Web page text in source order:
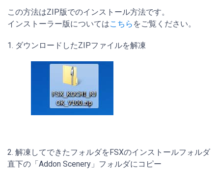
この方法はZIP版でのインストール方法です。
インストーラー版についてはこちら をご覧ください。
1. ダウンロードしたZIPファイルを解凍
2. 解凍してできたフォルダをFSXのインストールフォルダ
直下の「Addon Scenery」フォルダにコピー